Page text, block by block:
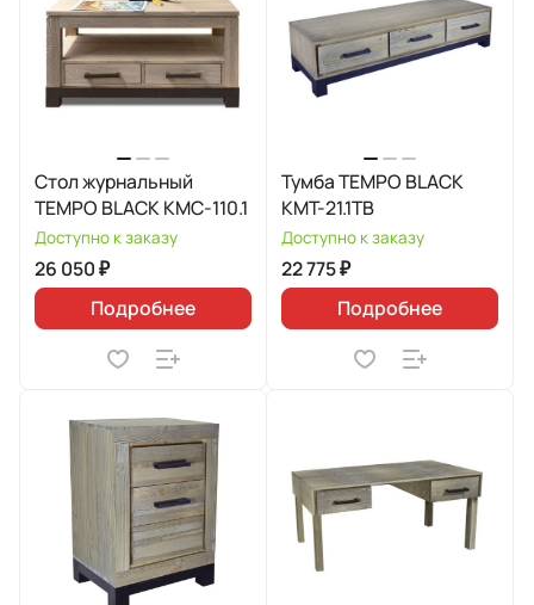
Стол журнальный
TEMPO BLACK КМС-110.1
Доступно к заказу
26 050 ₽
Подробнее
Тумба TEMPO BLACK
КМТ-21.1ТВ
Доступно к заказу
22 775 ₽
Подробнее